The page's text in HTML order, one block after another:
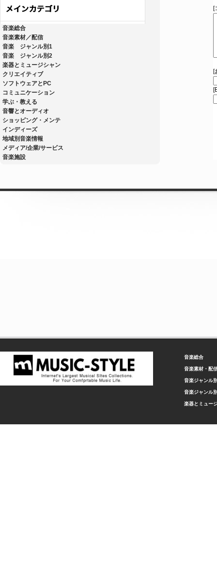
音楽総合
音楽素材／配信
音楽 ジャンル別1
音楽 ジャンル別2
楽器とミュージシャン
クリエイティブ
ソフトウェアとPC
コミュニケーション
学ぶ・教える
音響とオーディオ
ショッピング・メンテ
インディーズ
地域別音楽情報
メディア/企業/サービス
音楽施設
[
[
音楽総合
音楽素材・配
音楽ジャンル
音楽ジャンル
楽器とミュー